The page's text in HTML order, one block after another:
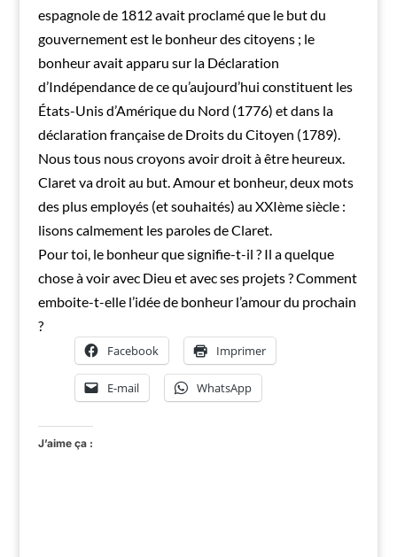
espagnole de 1812 avait proclamé que le but du
gouvernement est le bonheur des citoyens ; le
bonheur avait apparu sur la Déclaration
d’Indépendance de ce qu’aujourd’hui constituent les
États-Unis d’Amérique du Nord (1776) et dans la
déclaration française de Droits du Citoyen (1789).
Nous tous nous croyons avoir droit à être heureux.
Claret va droit au but. Amour et bonheur, deux mots
des plus employés (et souhaités) au XXIème siècle :
lisons calmement les paroles de Claret.
Pour toi, le bonheur que signifie-t-il ? Il a quelque
chose à voir avec Dieu et avec ses projets ? Comment
emboite-t-elle l’idée de bonheur l’amour du prochain
?
Facebook Imprimer
E-mail WhatsApp
J’aime ça :